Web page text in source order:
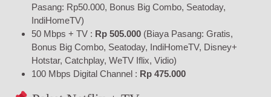
Pasang: Rp50.000, Bonus Big Combo, Seatoday,
IndiHomeTV)
50 Mbps + TV : Rp 505.000 (Biaya Pasang: Gratis,
Bonus Big Combo, Seatoday, IndiHomeTV, Disney+
Hotstar, Catchplay, WeTV Iflix, Vidio)
100 Mbps Digital Channel : Rp 475.000